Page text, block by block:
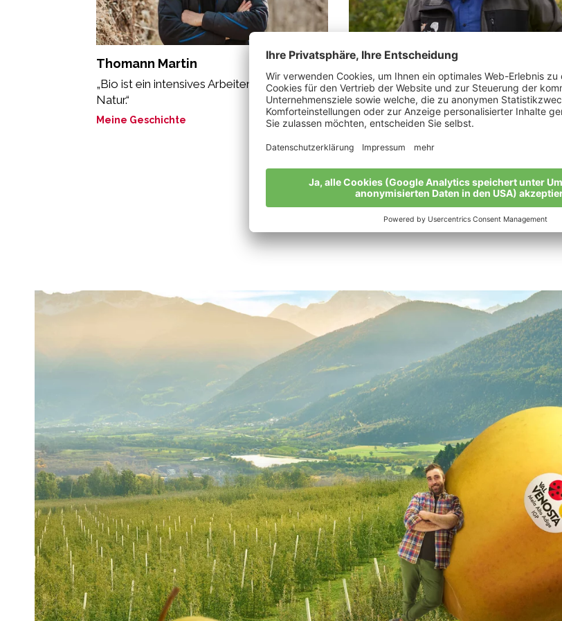
Thomann Martin
„Bio ist ein intensives Arbeiten mit der
Natur.“
Meine Geschichte
Kobler Augustin
„Ein Bioapfel ist die perfekte Verbindung
von Mensch und Natur.“
Meine Geschichte
Alle Bio-Bauern im Überblick